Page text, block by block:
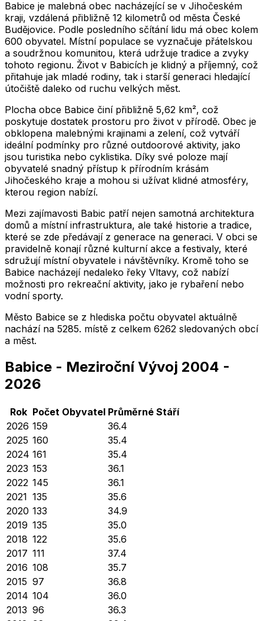
Babice je malebná obec nacházející se v Jihočeském
kraji, vzdálená přibližně 12 kilometrů od města České
Budějovice. Podle posledního sčítání lidu má obec kolem
600 obyvatel. Místní populace se vyznačuje přátelskou
a soudržnou komunitou, která udržuje tradice a zvyky
tohoto regionu. Život v Babicích je klidný a příjemný, což
přitahuje jak mladé rodiny, tak i starší generaci hledající
útočiště daleko od ruchu velkých měst.
Plocha obce Babice činí přibližně 5,62 km², což
poskytuje dostatek prostoru pro život v přírodě. Obec je
obklopena malebnými krajinami a zelení, což vytváří
ideální podmínky pro různé outdoorové aktivity, jako
jsou turistika nebo cyklistika. Díky své poloze mají
obyvatelé snadný přístup k přírodním krásám
Jihočeského kraje a mohou si užívat klidné atmosféry,
kterou region nabízí.
Mezi zajímavosti Babic patří nejen samotná architektura
domů a místní infrastruktura, ale také historie a tradice,
které se zde předávají z generace na generaci. V obci se
pravidelně konají různé kulturní akce a festivaly, které
sdružují místní obyvatele i návštěvníky. Kromě toho se
Babice nacházejí nedaleko řeky Vltavy, což nabízí
možnosti pro rekreační aktivity, jako je rybaření nebo
vodní sporty.
Město Babice se z hlediska počtu obyvatel aktuálně
nachází na 5285. místě z celkem 6262 sledovaných obcí
a měst.
Babice - Meziroční Vývoj 2004 -
2026
Rok Počet Obyvatel Průměrné Stáří
2026 159
36.4
2025 160
35.4
2024 161
35.4
2023 153
36.1
2022 145
36.1
2021 135
35.6
2020 133
34.9
2019 135
35.0
2018 122
35.6
2017 111
37.4
2016 108
35.7
2015 97
36.8
2014 104
36.0
2013 96
36.3